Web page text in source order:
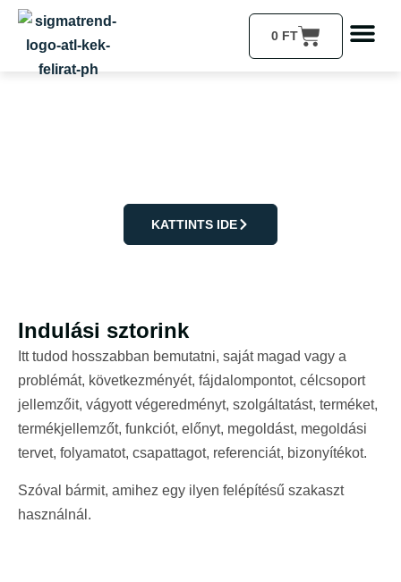
0 FT
KATTINTS IDE
Indulási sztorink
Itt tudod hosszabban bemutatni, saját magad vagy a
problémát, következményét, fájdalompontot, célcsoport
jellemzőit, vágyott végeredményt, szolgáltatást, terméket,
termékjellemzőt, funkciót, előnyt, megoldást, megoldási
tervet, folyamatot, csapattagot, referenciát, bizonyítékot.
Szóval bármit, amihez egy ilyen felépítésű szakaszt
használnál.